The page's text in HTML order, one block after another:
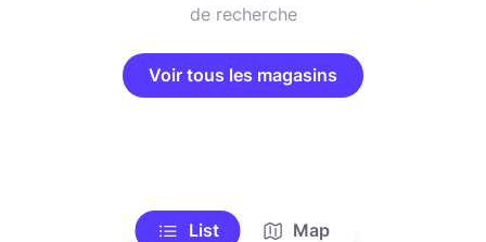
de recherche
Voir tous les magasins
List Map